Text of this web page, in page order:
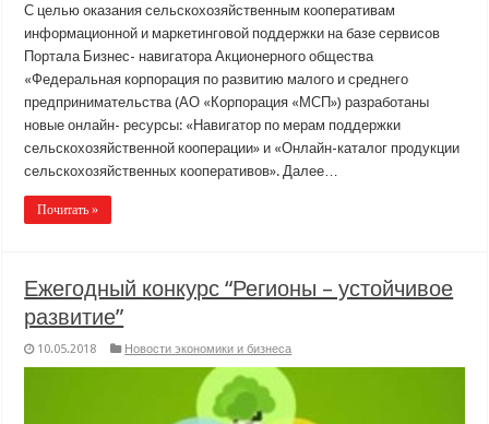
С целью оказания сельскохозяйственным кооперативам
информационной и маркетинговой поддержки на базе сервисов
Портала Бизнес- навигатора Акционерного общества
«Федеральная корпорация по развитию малого и среднего
предпринимательства (АО «Корпорация «МСП») разработаны
новые онлайн- ресурсы: «Навигатор по мерам поддержки
сельскохозяйственной кооперации» и «Онлайн-каталог продукции
сельскохозяйственных кооперативов». Далее…
Почитать »
Ежегодный конкурс “Регионы – устойчивое
развитие”
10.05.2018 Новости экономики и бизнеса